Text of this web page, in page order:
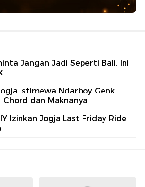
Jangan Jadi Seperti Bali, Ini
Istimewa Ndarboy Genk
Chord dan Maknanya
Izinkan Jogja Last Friday Ride